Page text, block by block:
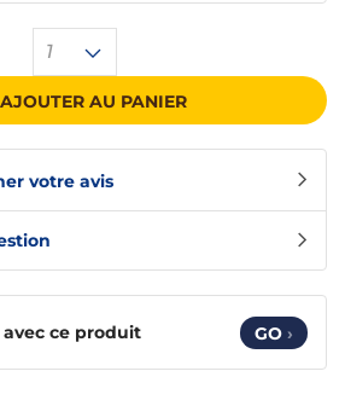
votre avis
1
AJOUTER AU PANIER
avec ce produit GO ›